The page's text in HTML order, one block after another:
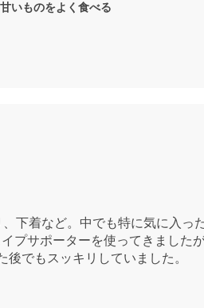
いものをよく食べる
下着など。中でも特に気に入っ
プサポーターを使ってきました
でもスッキリしていました。